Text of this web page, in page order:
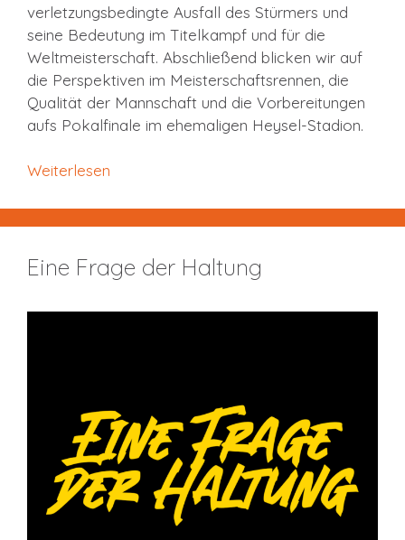
verletzungsbedingte Ausfall des Stürmers und
seine Bedeutung im Titelkampf und für die
Weltmeisterschaft. Abschließend blicken wir auf
die Perspektiven im Meisterschaftsrennen, die
Qualität der Mannschaft und die Vorbereitungen
aufs Pokalfinale im ehemaligen Heysel-Stadion.
Weiterlesen
Eine Frage der Haltung